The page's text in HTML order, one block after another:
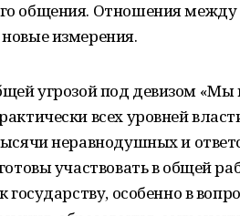
общения. Отношения между
измерения.
угрозой под девизом «Мы
всех уровней
неравнодушных и
участвовать в общей
особенно в